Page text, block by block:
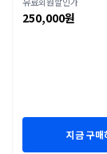
250,000원
지금 구매